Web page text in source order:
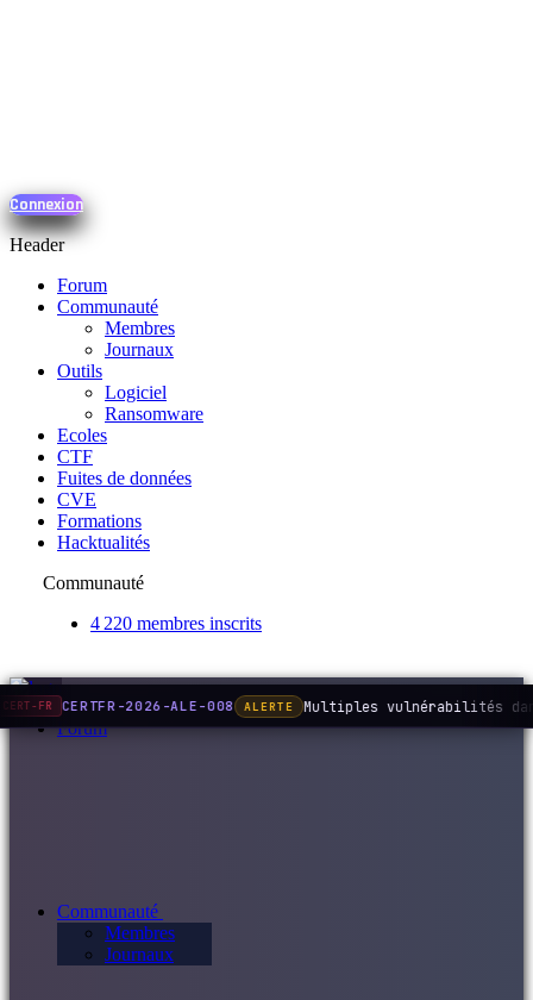
Connexion
Header
Forum
Communauté
Membres
Journaux
Outils
Logiciel
Ransomware
Ecoles
CTF
Fuites de données
CVE
Formations
Hacktualités
Communauté
4 220 membres inscrits
Forum
Communauté
Membres
Journaux
CERT-FR CERTFR-2026-ALE-008 ALERTE Multiples vulnérabilités